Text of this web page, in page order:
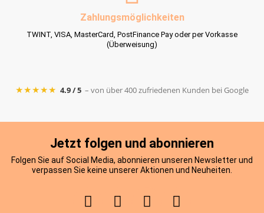
Zahlungsmöglichkeiten
TWINT, VISA, MasterCard, PostFinance Pay oder per Vorkasse
(Überweisung)
★★★★★ 4.9 / 5 – von über 400 zufriedenen Kunden bei Google
Jetzt folgen und abonnieren
Folgen Sie auf Social Media, abonnieren unseren Newsletter und
verpassen Sie keine unserer Aktionen und Neuheiten.